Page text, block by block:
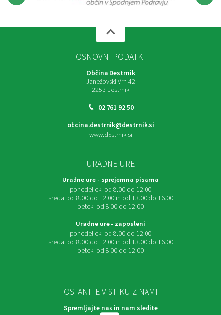
OSNOVNI PODATKI
Občina Destrnik
Janežovski Vrh 42
2253 Destrnik
02 761 92 50
obcina.destrnik@destrnik.si
www.destrnik.si
URADNE URE
Uradne ure - sprejemna pisarna
ponedeljek: od 8.00 do 12.00
sreda: od 8.00 do 12.00 in od 13.00 do 16.00
petek: od 8.00 do 12.00
Uradne ure - zaposleni
ponedeljek: od 8.00 do 12.00
sreda: od 8.00 do 12.00 in od 13.00 do 16.00
petek: od 8.00 do 12.00
OSTANITE V STIKU Z NAMI
Spremljajte nas in nam sledite